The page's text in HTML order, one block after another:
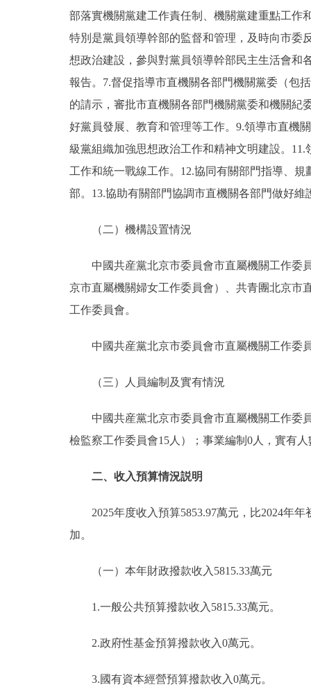
部落實機關黨建工作責任制、機關黨建重點工作
特別是黨員領導幹部的監督和管理，及時向市委
想政治建設，參與對黨員領導幹部民主生活會和
報告。7.督促指導市直機關各部門機關黨委（包
的請示，審批市直機關各部門機關黨委和機關紀
好黨員發展、教育和管理等工作。9.領導市直機
級黨組織加強思想政治工作和精神文明建設。
工作和統一戰線工作。12.協同有關部門指導、
部。13.協助有關部門協調市直機關各部門做好
（二）機構設置情況
中國共産黨北京市委員會市直屬機關工作委員
京市直屬機關婦女工作委員會）、共青團北京市
工作委員會。
中國共産黨北京市委員會市直屬機關工作委員
（三）人員編制及實有情況
中國共産黨北京市委員會市直屬機關工作委員
檢監察工作委員會15人）；事業編制0人，實有
二、收入預算情況説明
2025年度收入預算5853.97萬元，比2024年年
加。
（一）本年財政撥款收入5815.33萬元
1.一般公共預算撥款收入5815.33萬元。
2.政府性基金預算撥款收入0萬元。
3.國有資本經營預算撥款收入0萬元。